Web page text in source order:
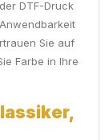
DTF-Druck
Sie auf
Farbe in Ihre